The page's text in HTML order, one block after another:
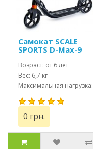
Самокат SCALE
SPORTS D-Max-9
Возраст: от 6 лет
Вес: 6,7 кг
Максимальная нагрузка:
до 115 кг
0 грн.